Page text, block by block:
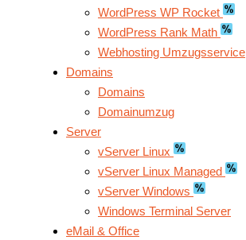
WordPress WP Rocket
WordPress Rank Math
Webhosting Umzugsservice
Domains
Domains
Domainumzug
Server
vServer Linux
vServer Linux Managed
vServer Windows
Windows Terminal Server
eMail & Office